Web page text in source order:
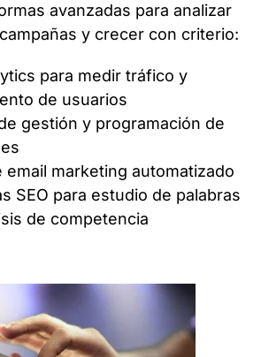
avanzadas para analizar
y crecer con criterio:
para medir tráfico y
de usuarios
gestión y programación de
email marketing automatizado
SEO para estudio de palabras
de competencia